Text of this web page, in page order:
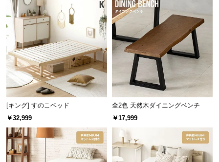
どんなお部屋にも合わせやすいシンプルなヘッドボ
ード。文庫本や時計などが置ける宮棚付きです。
[キング] すのこベッド
￥32,999
全2色 天然木ダイニングベンチ
￥17,999